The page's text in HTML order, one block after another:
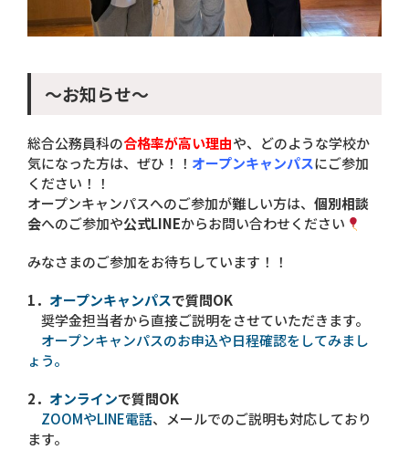
～お知らせ～
総合公務員科の合格率が高い理由や、どのような学校か
気になった方は、ぜひ！！ オープンキャンパスにご参加
ください！！
オープンキャンパスへのご参加が難しい方は、 個別相談
会へのご参加や公式LINEからお問い合わせください
みなさまのご参加をお待ちしています！！
1． オープンキャンパスで質問OK
奨学金担当者から直接ご説明をさせていただきます。
オープンキャンパスのお申込や日程確認をしてみまし
ょう。
2． オンラインで質問OK
ZOOMやLINE電話、メールでのご説明も対応しており
ます。